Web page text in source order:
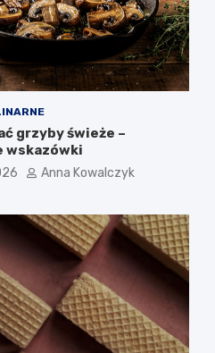
grzyby świeże –
wskazówki
Anna Kowalczyk